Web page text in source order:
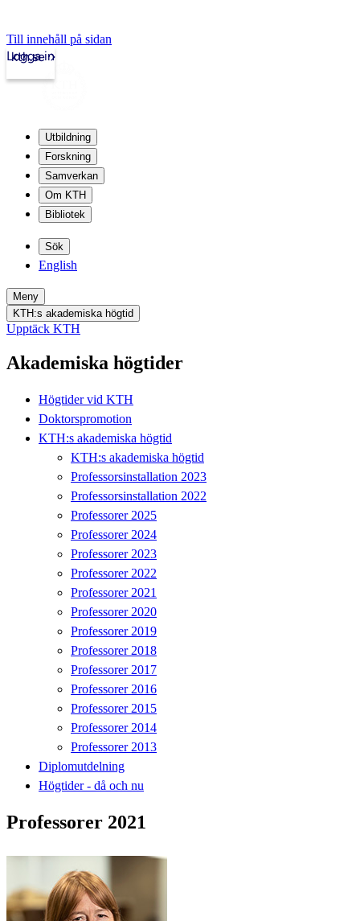
Till innehåll på sidan
kth.se
Logga in
Utbildning
Forskning
Samverkan
Om KTH
Bibliotek
Sök
English
Meny
KTH:s akademiska högtid
Upptäck KTH
Akademiska högtider
Högtider vid KTH
Doktorspromotion
KTH:s akademiska högtid
KTH:s akademiska högtid
Professorsinstallation 2023
Professorsinstallation 2022
Professorer 2025
Professorer 2024
Professorer 2023
Professorer 2022
Professorer 2021
Professorer 2020
Professorer 2019
Professorer 2018
Professorer 2017
Professorer 2016
Professorer 2015
Professorer 2014
Professorer 2013
Diplomutdelning
Högtider - då och nu
Professorer 2021